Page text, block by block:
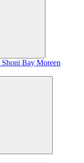
Shoni Bay Moreen